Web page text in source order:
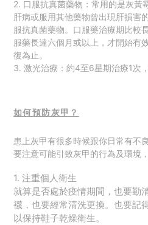
2. 口服抗真菌藥物：常用的是灰
肝病或服用其他藥物曾出現肝損害
服抗真菌藥物。口服藥治療期比較
服藥長達六個月或以上，才開始有
復為止。
3. 激光治療：約4至6星期治療1次
如何預防灰甲？
患上灰甲有很多時候跟你日常有不
要注意可能引致灰甲的行為及環境
1. 注重個人衛生
就算是否處於疫情期間，也要勤
襪，也要經常清洗更換。也要記
以保持鞋子乾燥衛生。